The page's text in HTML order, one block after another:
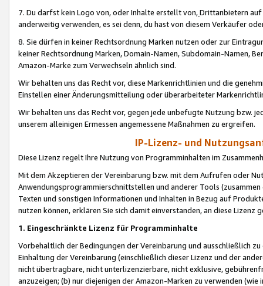
7. Du darfst kein Logo von, oder Inhalte erstellt von,Drittanbietern auf
anderweitig verwenden, es sei denn, du hast von diesem Verkäufer
8. Sie dürfen in keiner Rechtsordnung Marken nutzen oder zur
keiner Rechtsordnung Marken, Domain-Namen, Subdomain-Namen,
Amazon-Marke zum Verwechseln ähnlich sind.
Wir behalten uns das Recht vor, diese Markenrichtlinien und die
Einstellen einer Änderungsmitteilung oder überarbeiteter
Wir behalten uns das Recht vor, gegen jede unbefugte Nutzung bzw.
unserem alleinigen Ermessen angemessene Maßnahmen zu ergreifen.
IP-Lizenz- und
Diese Lizenz regelt Ihre Nutzung von Programminhalten im
Mit dem Akzeptieren der Vereinbarung bzw. mit dem Aufrufen oder
Anwendungsprogrammierschnittstellen und anderer Tools (zusammen
Texten und sonstigen Informationen und Inhalten in Bezug auf
nutzen können, erklären Sie sich damit einverstanden, an diese Lizenz
1. Eingeschränkte Lizenz für Programminhalte
Vorbehaltlich der Bedingungen der Vereinbarung und ausschließlich
Einhaltung der Vereinbarung (einschließlich dieser Lizenz und der
nicht übertragbare, nicht unterlizenzierbare, nicht exklusive,
anzuzeigen; (b) nur diejenigen der Amazon-Marken zu verwenden